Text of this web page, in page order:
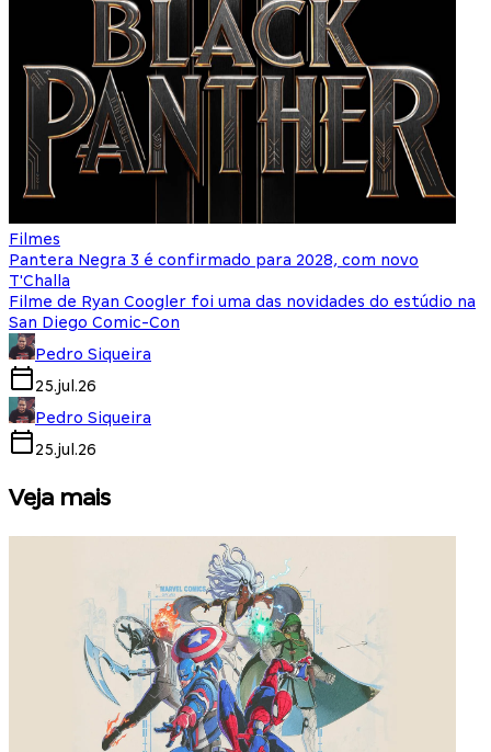
Filmes
Pantera Negra 3 é confirmado para 2028, com novo
T'Challa
Filme de Ryan Coogler foi uma das novidades do estúdio na
San Diego Comic-Con
Pedro Siqueira
25.jul.26
Pedro Siqueira
25.jul.26
Veja mais